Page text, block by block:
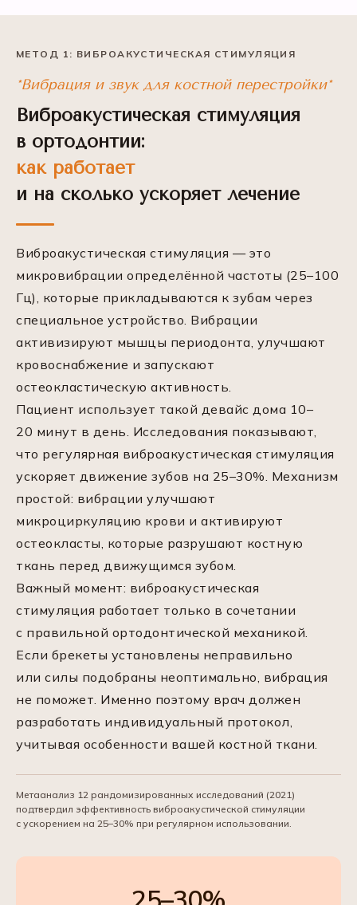
МЕТОД 1: ВИБРОАКУСТИЧЕСКАЯ СТИМУЛЯЦИЯ
*Вибрация и звук для костной перестройки*
Виброакустическая стимуляция
в ортодонтии:
как работает
и на сколько ускоряет лечение
Виброакустическая стимуляция — это
микровибрации определённой частоты (25–100
Гц), которые прикладываются к зубам через
специальное устройство. Вибрации
активизируют мышцы периодонта, улучшают
кровоснабжение и запускают
остеокластическую активность.
Пациент использует такой девайс дома 10–
20 минут в день. Исследования показывают,
что регулярная виброакустическая стимуляция
ускоряет движение зубов на 25–30%. Механизм
простой: вибрации улучшают
микроциркуляцию крови и активируют
остеокласты, которые разрушают костную
ткань перед движущимся зубом.
Важный момент: виброакустическая
стимуляция работает только в сочетании
с правильной ортодонтической механикой.
Если брекеты установлены неправильно
или силы подобраны неоптимально, вибрация
не поможет. Именно поэтому врач должен
разработать индивидуальный протокол,
учитывая особенности вашей костной ткани.
Метаанализ 12 рандомизированных исследований (2021)
подтвердил эффективность виброакустической стимуляции
с ускорением на 25–30% при регулярном использовании.